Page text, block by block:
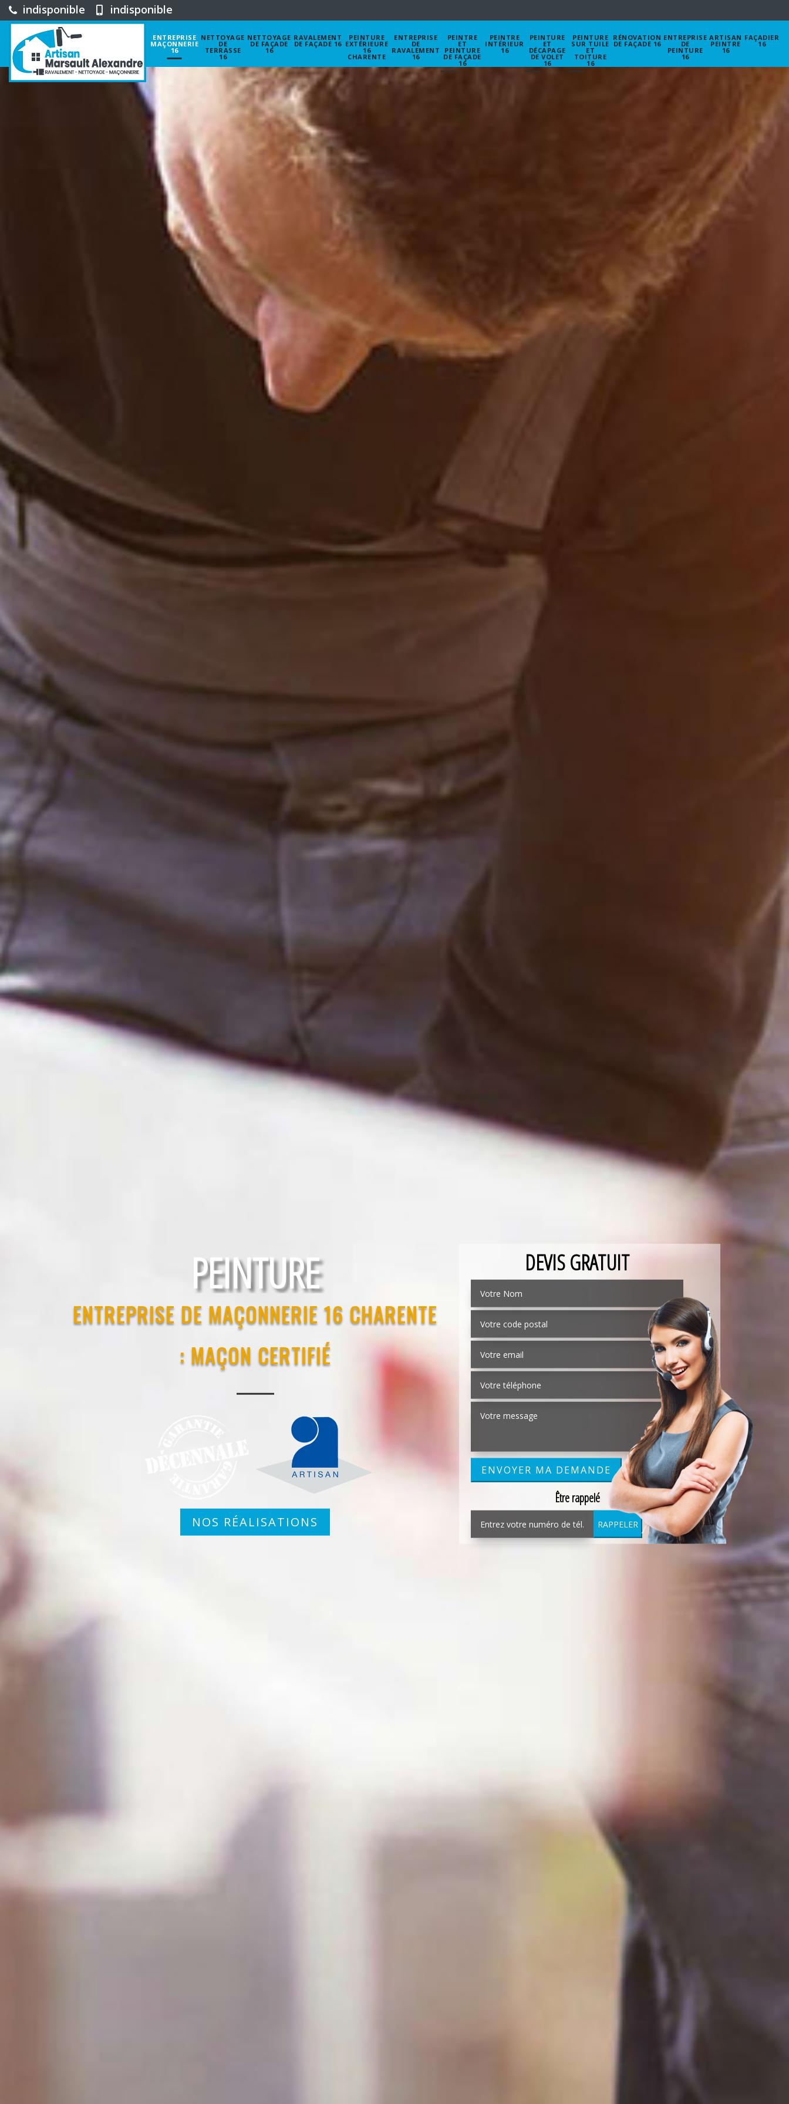
indisponible indisponible
ENTREPRISE
MAÇONNERIE
16
NETTOYAGE
DE
TERRASSE
16
NETTOYAGE
DE FAÇADE
16
RAVALEMENT
DE FAÇADE 16
PEINTURE
EXTÉRIEURE
16
CHARENTE
ENTREPRISE
DE
RAVALEMENT
16
PEINTRE
ET
PEINTURE
DE FAÇADE
16
PEINTRE
INTÉRIEUR
16
PEINTURE
ET
DÉCAPAGE
DE VOLET
16
PEINTURE
SUR TUILE
ET
TOITURE
16
RÉNOVATION
DE FAÇADE 16
ENTREPRISE
DE
PEINTURE
16
ARTISAN
PEINTRE
16
FAÇADIER
16
RAVALEMENT
ENTREPRISE DE MAÇONNERIE 16 CHARENTE
: MAÇON CERTIFIÉ
NOS RÉALISATIONS
DEVIS GRATUIT
Être rappelé